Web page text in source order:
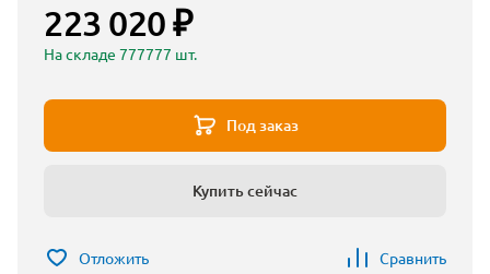
223 020 ₽
На складе 777777 шт.
Под заказ
Купить сейчас
Отложить Сравнить